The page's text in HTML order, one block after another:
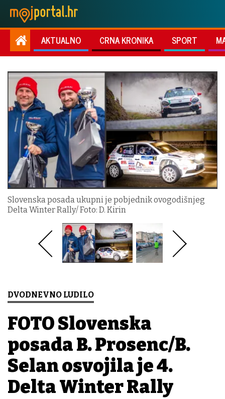
AKTUALNO CRNA KRONIKA SPORT
Slovenska posada ukupni je pobjednik ovogodišnjeg
Delta Winter Rally/ Foto: D. Kirin
DVODNEVNO LUDILO
FOTO Slovenska
posada B. Prosenc/B.
Selan osvojila je 4.
Delta Winter Rally